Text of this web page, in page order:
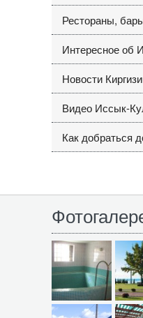
Рестораны,
Интересное об
Новости
Видео Иссык-
Как добраться